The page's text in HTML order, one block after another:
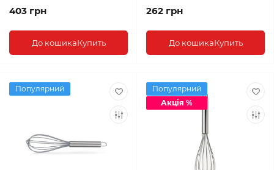
403 грн
До кошикаКупить
262 грн
До кошикаКупить
Популярний
Популярний
Акція %